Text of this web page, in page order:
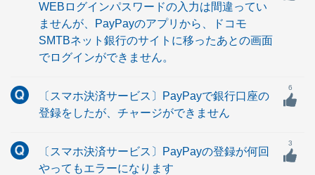
WEBログインパスワードの入力は間違ってい
ませんが、PayPayのアプリから、ドコモ
SMTBネット銀行のサイトに移ったあとの画面
でログインができません。
〔スマホ決済サービス〕PayPayで銀行口座の
登録をしたが、チャージができません
6
〔スマホ決済サービス〕PayPayの登録が何回
やってもエラーになります
3